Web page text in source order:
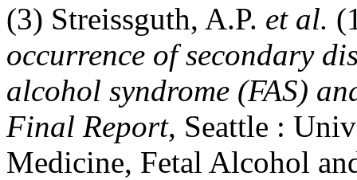
(3) Streissguth, A.P. et al.
occurrence of secondary
alcohol syndrome (FAS)
Final Report, Seattle :
Medicine, Fetal Alcohol